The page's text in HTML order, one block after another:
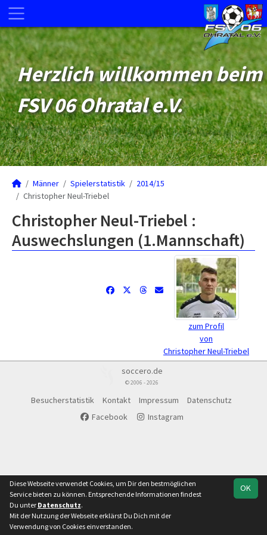
Herzlich willkommen beim
FSV 06 Ohratal e.V.
Männer Spielerstatistik
2014/15
Christopher Neul-Triebel
Christopher Neul-Triebel :
Auswechslungen (1.Mannschaft)
zum Profil
von
Christopher Neul-Triebel
soccero.de
© 2006 - 2026
Besucherstatistik Kontakt Impressum
Datenschutz
Facebook
Instagram
OK
Diese Webseite verwendet Cookies, um Dir den bestmöglichen
Service bieten zu können. Entsprechende Informationen findest
Du unter Datenschutz.
Mit der Nutzung der Webseite erklärst Du Dich mit der
Verwendung von Cookies einverstanden.